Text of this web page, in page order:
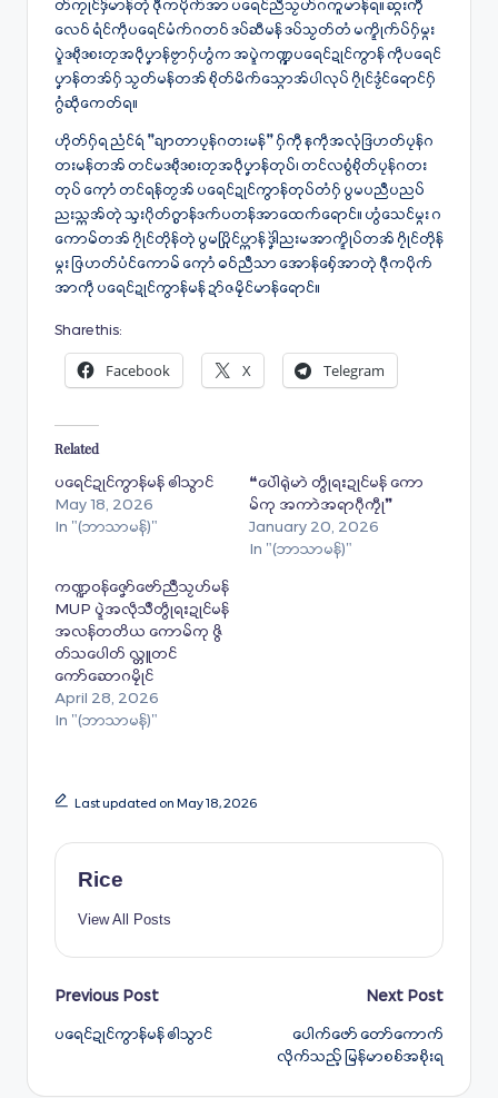
တ်ကၠုင်ဒှ်မာန်တုဲ ဇီုကပိုက်အာ ပရေၚ်ညဳသၟဟ်ဂကူမာန်ရ။ ဆ္ဂးကီု
လေဝ် ရံၚ်ကဵုပရေၚ်မံက်ဂတဝ် ဒပ်ဆီမန် ဒပ်သၟတ်တံ မက္ဍိုက်ပ်ဂှ်မ္ဂး
ပ္ဍဲဒစဵုဒစးတၠအဝဵုပၞာန်ဗၟာဂှ်ဟွံက အပ္ဍဲကဏ္ဍပရေင်ဍုင်ကွာန် ကဵုပရေင်
ပၞာန်တအ်ဂှ် သၟတ်မန်တအ် စိုတ်မိက်သ္ဂောအ်ပါလုပ် ဂၠိုင်ဒၟံင်ရောင်ဂှ်
ဂွံဆဵုကေတ်ရ။
ဟိုတ်ဂှ်ရ ညံင်ရဴ “ချာတာပၠန်ဂတးမန်” ဂှ်ကီု နကဵုအလုံဒြဟတ်ပၠန်ဂ
တးမန်တအ် တင်မဒစဵုဒစးတၠအဝဵုပၞာန်တုပ်၊ တၚ်လစွံစိုတ်ပၠန်ဂတး
တုပ် ကေုာံ တၚ်ရန်တၟအ် ပရေၚ်ဍုၚ်ကွာန်တုပ်တံဂှ် ပွမပညဳပညပ်
ညးသ္ကအ်တုဲ သ္ဒးဂိုတ်ဂ္စာန်ဒက်ပတန်အာထေက်ရောင်။ ဟွံသေင်မ္ဂး ဂ
ကောမ်တအ် ဂၠိုင်တိုန်တုဲ ပွမပြိုင်ပ္ကာန် ဒၞါဲညးမအာက္ဍိုပ်တအ် ဂၠိုင်တိုန်
မ္ဂး ဇြဟတ်ပံင်ကောမ် ကေုာံ ဓဝ်ညဳသာ အောန်စှ်ေအာတုဲ ဇီုကပိုက်
အာကဵု ပရေင်ဍုင်ကွာန်မန် ဍာ်ဇမၠိင်မာန်ရောင်။
Share this:
Facebook X Telegram
Related
ပရေင်ဍုင်ကွာန်မန် ၜါသွာင်
May 18, 2026
In "(ဘာသာမန်)"
❝ပေဲါရုဲမာဲ တွဵုရးဍုင်မန် ကော
မ်ကု အကာဲအရာဂီုကၠီု❞
January 20, 2026
In "(ဘာသာမန်)"
ကဏ္ဍဝန်ဇၞော်ဗော်ညဳသၟဟ်မန်
MUP ပ္ဍဲအလဵုသဳတွဵုရးဍုင်မန်
အလန်တတိယ ကောမ်ကု ဇွိ
တ်သပေါတ် လ္တူတင်
ကော်‌ဆောဂမၠိုင်
April 28, 2026
In "(ဘာသာမန်)"
Last updated on May 18, 2026
Rice
View All Posts
Post
navigation
Previous Post
ပရေင်ဍုင်ကွာန်မန် ၜါသွာင်
Next Post
ပေါက်ဖော် တော်ကောက်
လိုက်သည့် မြန်မာစစ်အစိုးရ